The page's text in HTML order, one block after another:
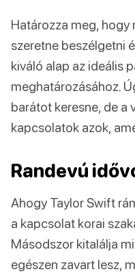
Határozza meg, hogy
szeretne beszélgetni
kiváló alap az ideális
meghatározásához.
barátot keresne, de a
kapcsolatok azok,
Randevú
Ahogy Taylor Swift
a kapcsolat korai
Másodszor kitalálja
egészen zavart lesz,